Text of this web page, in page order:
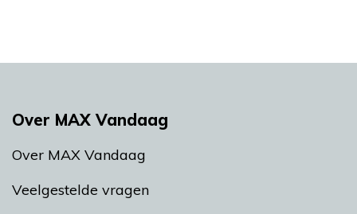
Over MAX Vandaag
Over MAX Vandaag
Veelgestelde vragen